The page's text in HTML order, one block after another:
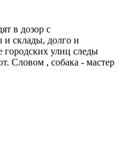
в дозор с
и склады, долго и
городских улиц следы
Словом , собака - мастер